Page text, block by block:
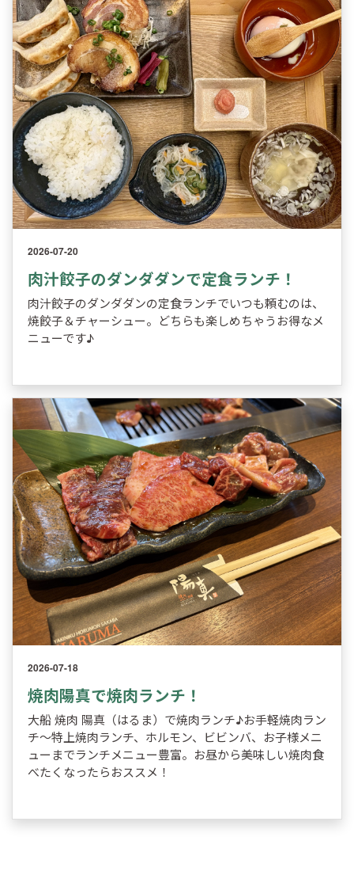
2026-07-20
肉汁餃子のダンダダンで定食ランチ！
肉汁餃子のダンダダンの定食ランチでいつも頼むのは、
焼餃子＆チャーシュー。どちらも楽しめちゃうお得なメ
ニューです♪
2026-07-18
焼肉陽真で焼肉ランチ！
大船 焼肉 陽真（はるま）で焼肉ランチ♪お手軽焼肉ラン
チ～特上焼肉ランチ、ホルモン、ビビンバ、お子様メニ
ューまでランチメニュー豊富。お昼から美味しい焼肉食
べたくなったらおススメ！